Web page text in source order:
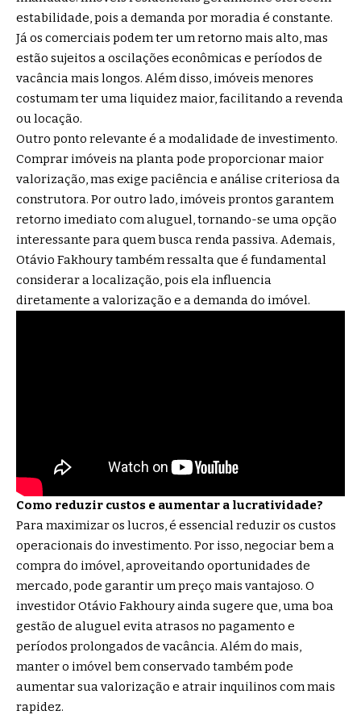
estabilidade, pois a demanda por moradia é constante.
Já os comerciais podem ter um retorno mais alto, mas
estão sujeitos a oscilações econômicas e períodos de
vacância mais longos. Além disso, imóveis menores
costumam ter uma liquidez maior, facilitando a revenda
ou locação.
Outro ponto relevante é a modalidade de investimento.
Comprar imóveis na planta pode proporcionar maior
valorização, mas exige paciência e análise criteriosa da
construtora. Por outro lado, imóveis prontos garantem
retorno imediato com aluguel, tornando-se uma opção
interessante para quem busca renda passiva. Ademais,
Otávio Fakhoury também ressalta que é fundamental
considerar a localização, pois ela influencia
diretamente a valorização e a demanda do imóvel.
Como reduzir custos e aumentar a lucratividade?
Para maximizar os lucros, é essencial reduzir os custos
operacionais do investimento. Por isso, negociar bem a
compra do imóvel, aproveitando oportunidades de
mercado, pode garantir um preço mais vantajoso. O
investidor Otávio Fakhoury ainda sugere que, uma boa
gestão de aluguel evita atrasos no pagamento e
períodos prolongados de vacância. Além do mais,
manter o imóvel bem conservado também pode
aumentar sua valorização e atrair inquilinos com mais
rapidez.